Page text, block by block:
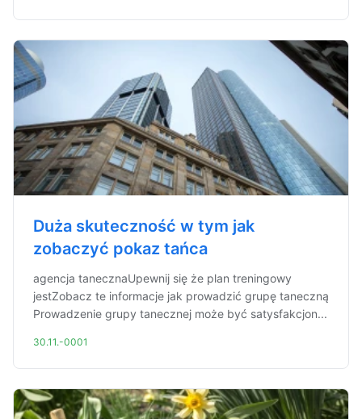
Duża skuteczność w tym jak
zobaczyć pokaz tańca
agencja tanecznaUpewnij się że plan treningowy
jestZobacz te informacje jak prowadzić grupę taneczną
Prowadzenie grupy tanecznej może być satysfakcjon...
30.11.-0001